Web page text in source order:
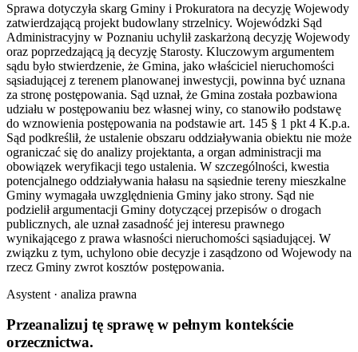
Sprawa dotyczyła skarg Gminy i Prokuratora na decyzję Wojewody
zatwierdzającą projekt budowlany strzelnicy. Wojewódzki Sąd
Administracyjny w Poznaniu uchylił zaskarżoną decyzję Wojewody
oraz poprzedzającą ją decyzję Starosty. Kluczowym argumentem
sądu było stwierdzenie, że Gmina, jako właściciel nieruchomości
sąsiadującej z terenem planowanej inwestycji, powinna być uznana
za stronę postępowania. Sąd uznał, że Gmina została pozbawiona
udziału w postępowaniu bez własnej winy, co stanowiło podstawę
do wznowienia postępowania na podstawie art. 145 § 1 pkt 4 K.p.a.
Sąd podkreślił, że ustalenie obszaru oddziaływania obiektu nie może
ograniczać się do analizy projektanta, a organ administracji ma
obowiązek weryfikacji tego ustalenia. W szczególności, kwestia
potencjalnego oddziaływania hałasu na sąsiednie tereny mieszkalne
Gminy wymagała uwzględnienia Gminy jako strony. Sąd nie
podzielił argumentacji Gminy dotyczącej przepisów o drogach
publicznych, ale uznał zasadność jej interesu prawnego
wynikającego z prawa własności nieruchomości sąsiadującej. W
związku z tym, uchylono obie decyzje i zasądzono od Wojewody na
rzecz Gminy zwrot kosztów postępowania.
Asystent · analiza prawna
Przeanalizuj tę sprawę w pełnym kontekście
orzecznictwa.